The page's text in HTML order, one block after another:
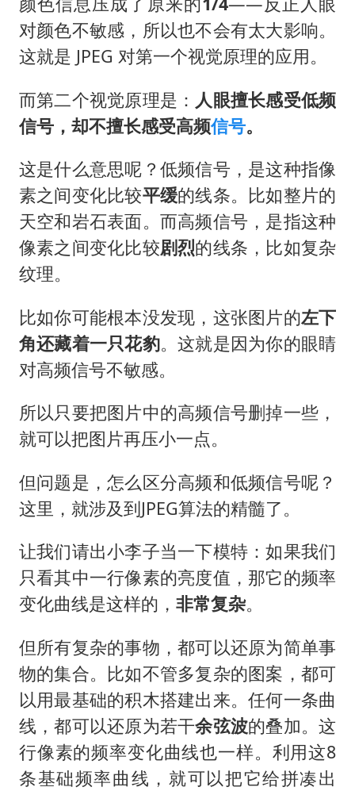
对颜色不敏感，所以也不会有太大影响。
这就是 JPEG 对第一个视觉原理的应用。
而第二个视觉原理是： 人眼擅长感受低频
信号，却不擅长感受高频信号。
这是什么意思呢？低频信号，是这种指像
素之间变化比较平缓的线条。比如整片的
天空和岩石表面。而高频信号，是指这种
像素之间变化比较剧烈的线条，比如复杂
纹理。
比如你可能根本没发现，这张图片的左下
角还藏着一只花豹。这就是因为你的眼睛
对高频信号不敏感。
所以只要把图片中的高频信号删掉一些，
就可以把图片再压小一点。
但问题是，怎么区分高频和低频信号呢？
这里，就涉及到JPEG算法的精髓了。
让我们请出小李子当一下模特：如果我们
只看其中一行像素的亮度值，那它的频率
变化曲线是这样的， 非常复杂。
但所有复杂的事物，都可以还原为简单事
物的集合。比如不管多复杂的图案，都可
以用最基础的积木搭建出来。任何一条曲
线，都可以还原为若干余弦波的叠加。这
行像素的频率变化曲线也一样。利用这8
条基础频率曲线，就可以把它给拼凑出